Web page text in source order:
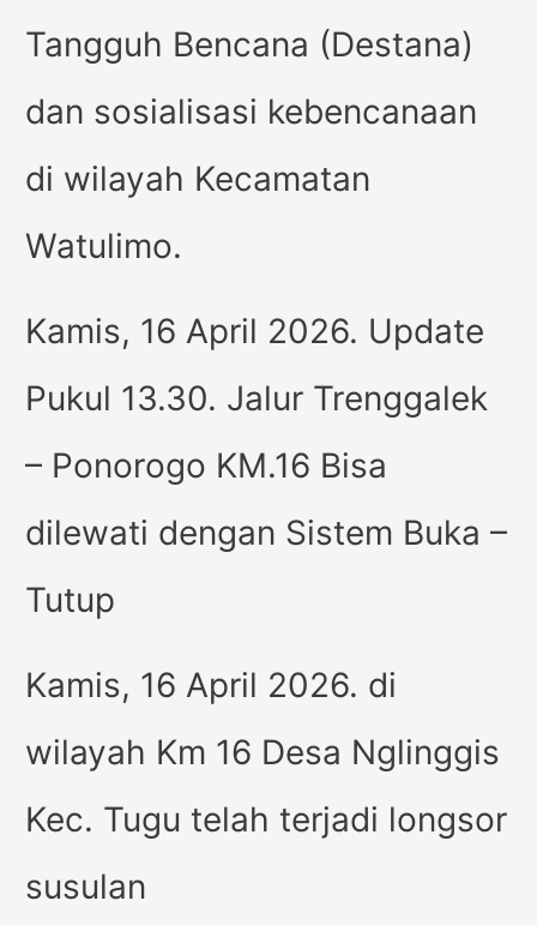
Tangguh Bencana (Destana)
dan sosialisasi kebencanaan
di wilayah Kecamatan
Watulimo.
Kamis, 16 April 2026. Update
Pukul 13.30. Jalur Trenggalek
– Ponorogo KM.16 Bisa
dilewati dengan Sistem Buka –
Tutup
Kamis, 16 April 2026. di
wilayah Km 16 Desa Nglinggis
Kec. Tugu telah terjadi longsor
susulan